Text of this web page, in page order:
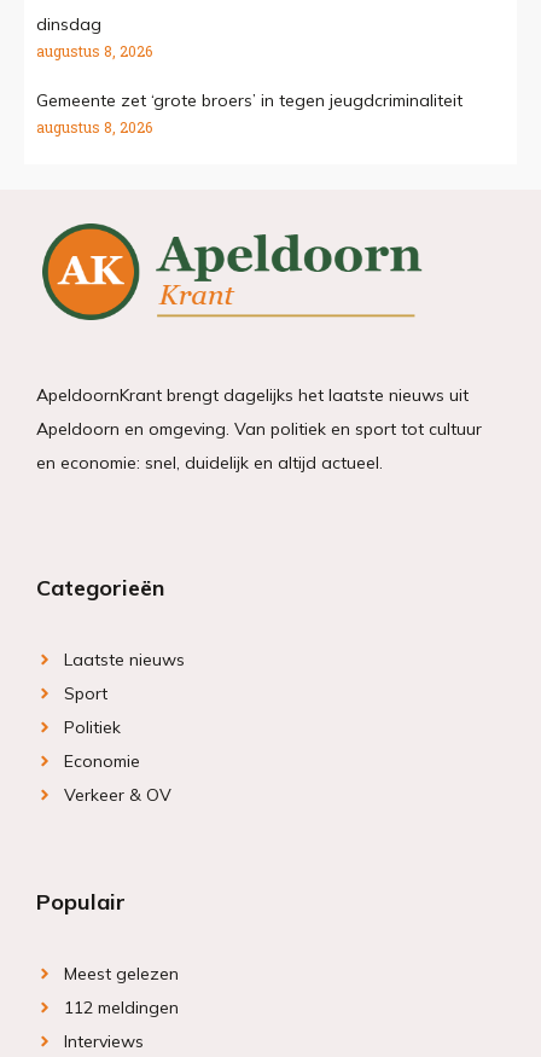
dinsdag
augustus 8, 2026
Gemeente zet ‘grote broers’ in tegen jeugdcriminaliteit
augustus 8, 2026
ApeldoornKrant brengt dagelijks het laatste nieuws uit
Apeldoorn en omgeving. Van politiek en sport tot cultuur
en economie: snel, duidelijk en altijd actueel.
Categorieën
Laatste nieuws
Sport
Politiek
Economie
Verkeer & OV
Populair
Meest gelezen
112 meldingen
Interviews